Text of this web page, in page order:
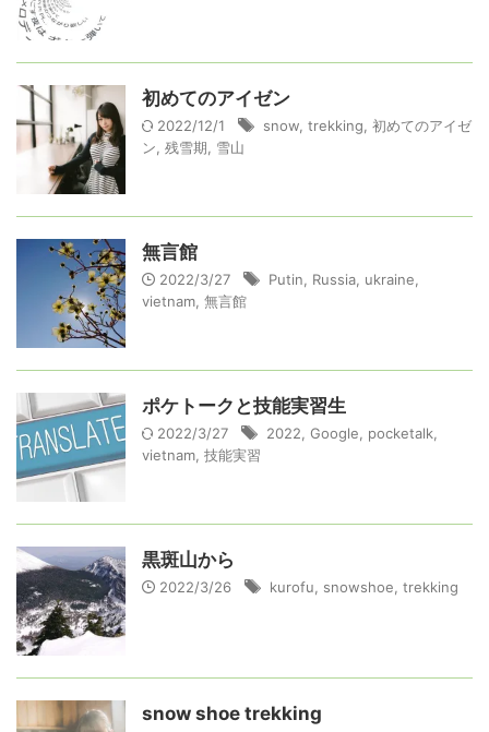
初めてのアイゼン
2022/12/1 snow trekking 初めてのアイゼ
ン 残雪期 雪山
無言館
2022/3/27 Putin Russia ukraine
vietnam 無言館
ポケトークと技能実習生
2022/3/27 2022 Google pocketalk
vietnam 技能実習
黒斑山から
2022/3/26 kurofu snowshoe trekking
snow shoe trekking